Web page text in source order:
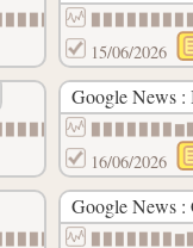
15/06/2026
Google News :
16/06/2026
Google News :